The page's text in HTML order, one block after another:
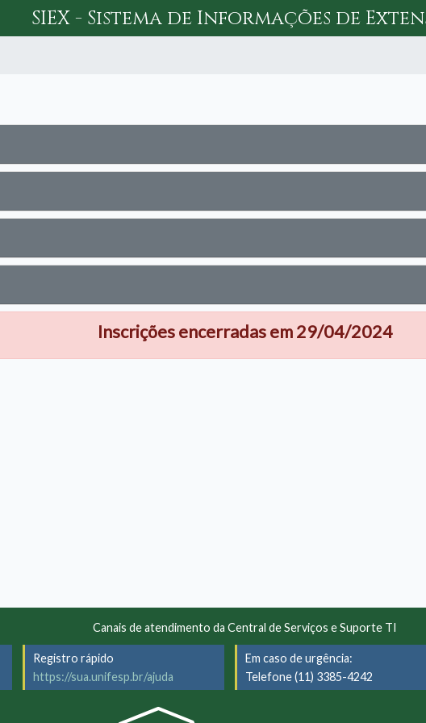
SIEX - Sistema de Informações de
Inscrições encerradas em 29/04/2024
Canais de atendimento da Central de Serviços e Suporte TI
Registro rápido
https://sua.unifesp.br/ajuda
Em caso de urgência:
Telefone (11) 3385-4242